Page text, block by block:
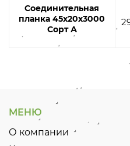
Соединительная
планка 45х20х3000
Сорт А
МЕНЮ
О компании